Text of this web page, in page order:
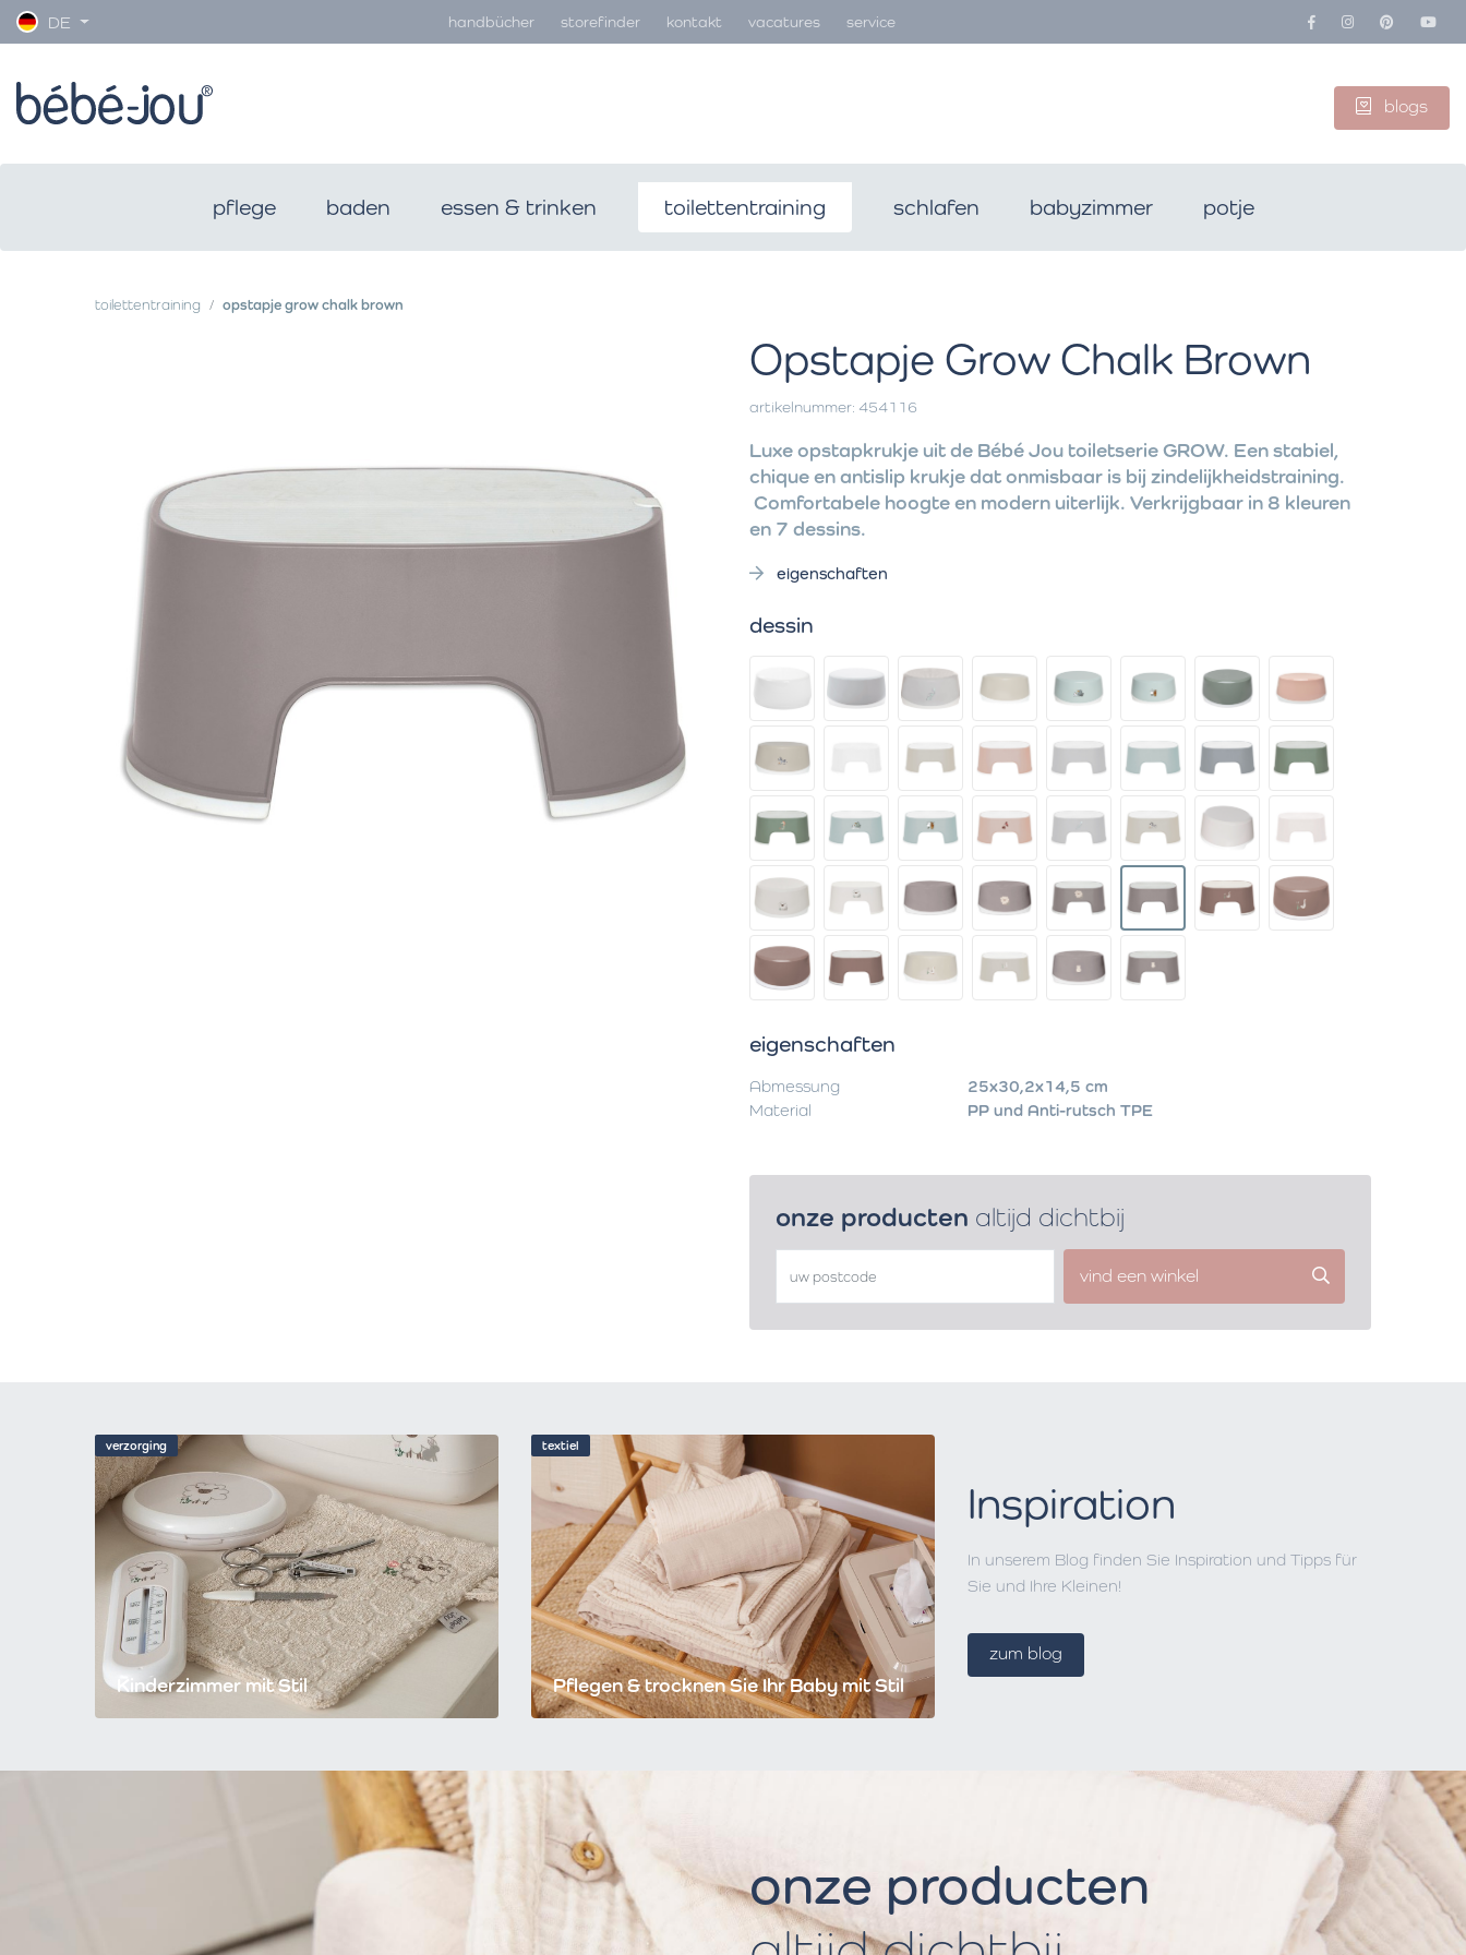
DE handbücher storefinder kontakt vacatures service
blogs
pflege baden essen & trinken toilettentraining schlafen babyzimmer potje
toilettentraining opstapje grow chalk brown
Opstapje Grow Chalk Brown
artikelnummer: 454116
Luxe opstapkrukje uit de Bébé Jou toiletserie GROW. Een stabiel,
chique en antislip krukje dat onmisbaar is bij zindelijkheidstraining.
Comfortabele hoogte en modern uiterlijk. Verkrijgbaar in 8 kleuren
en 7 dessins.
eigenschaften
dessin
eigenschaften
Abmessung
25x30,2x14,5 cm
Material
PP und Anti-rutsch TPE
onze producten altijd dichtbij
vind een winkel
verzorging
Kinderzimmer mit Stil
textiel
Pflegen & trocknen Sie Ihr Baby mit Stil
Inspiration
In unserem Blog finden Sie Inspiration und Tipps für
Sie und Ihre Kleinen!
zum blog
onze producten